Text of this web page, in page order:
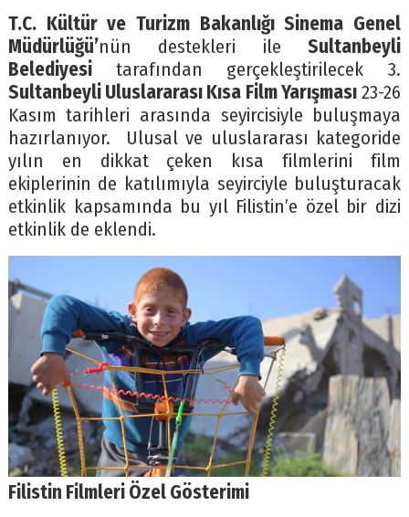
T.C. Kültür ve Turizm Bakanlığı Sinema Genel
Müdürlüğü’nün destekleri ileSultanbeyli
Belediyesi tarafından gerçekleştirilecek 3.
Sultanbeyli Uluslararası Kısa Film Yarışması23-26
Kasım tarihleri arasında seyircisiyle buluşmaya
hazırlanıyor. Ulusal ve uluslararası kategoride
yılın en dikkat çeken kısa filmlerini film
ekiplerinin de katılımıyla seyirciyle buluşturacak
etkinlik kapsamında bu yıl Filistin’e özel bir dizi
etkinlik de eklendi.
Filistin Filmleri Özel Gösterimi